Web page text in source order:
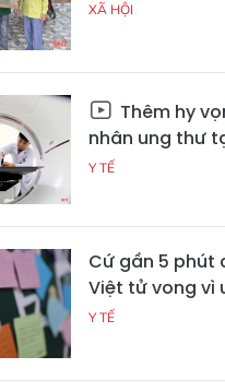
XÃ HỘI
Thêm hy
nhân ung thư
Y TẾ
Cứ gần 5 phút
Việt tử vong vì
Y TẾ